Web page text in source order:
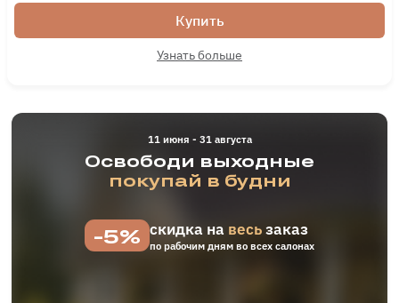
Купить
Узнать больше
11 июня - 31 августа
Освободи выходные
покупай в будни
-5% скидка на весьзаказ
по рабочим дням во всех салонах